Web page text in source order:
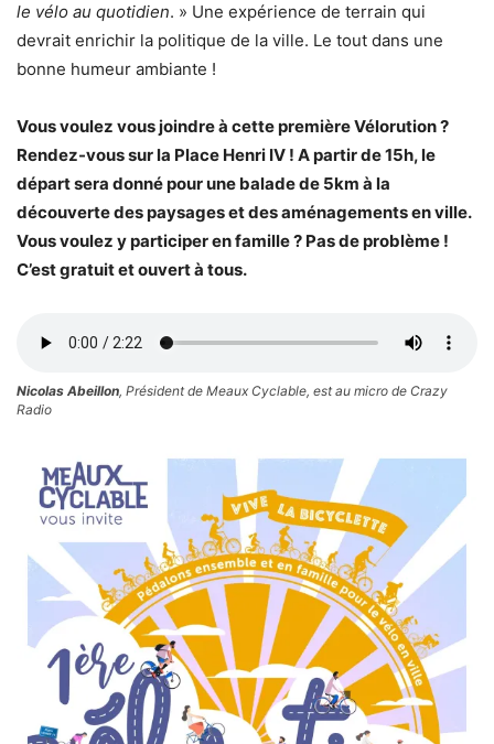
le vélo au quotidien. » Une expérience de terrain qui
devrait enrichir la politique de la ville. Le tout dans une
bonne humeur ambiante !
Vous voulez vous joindre à cette première Vélorution ?
Rendez-vous sur la Place Henri IV ! A partir de 15h, le
départ sera donné pour une balade de 5km à la
découverte des paysages et des aménagements en ville.
Vous voulez y participer en famille ? Pas de problème !
C’est gratuit et ouvert à tous.
Nicolas Abeillon, Président de Meaux Cyclable, est au micro de Crazy
Radio